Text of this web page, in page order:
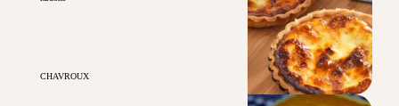
CHAVROUX